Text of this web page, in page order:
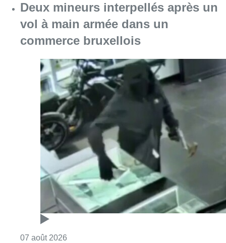
Deux mineurs interpellés après un
vol à main armée dans un
commerce bruxellois
07 août 2026